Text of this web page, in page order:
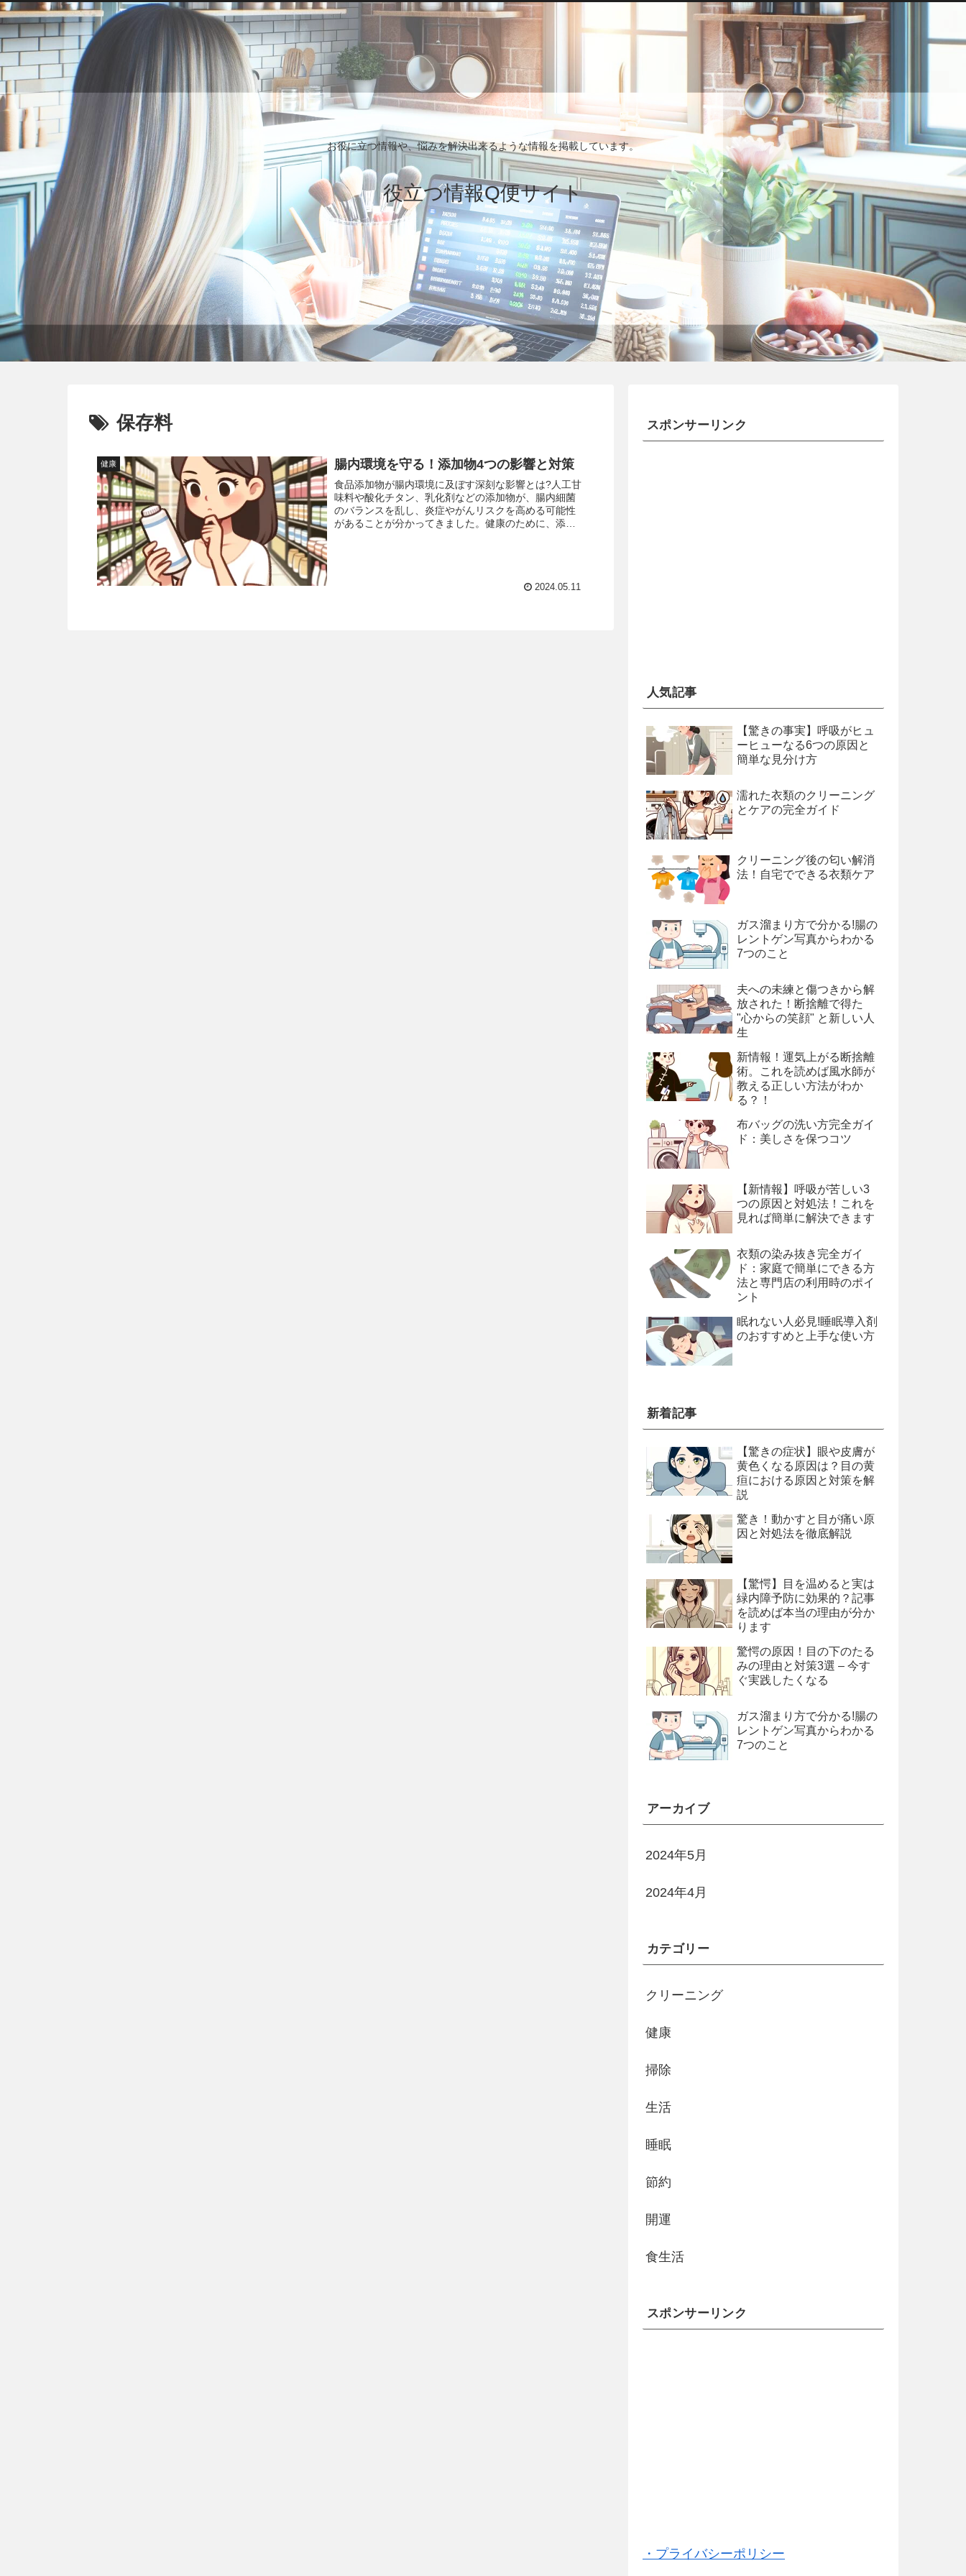
お役に立つ情報や、悩みを解決出来るような情報を掲載しています。
役立つ情報Q便サイト
保存料
健康 腸内環境を守る！添加物4つの影響と対策
食品添加物が腸内環境に及ぼす深刻な影響とは?人工甘
味料や酸化チタン、乳化剤などの添加物が、腸内細菌
のバランスを乱し、炎症やがんリスクを高める可能性
があることが分かってきました。健康のために、添加
2024.05.11
スポンサーリンク
人気記事
【驚きの事実】呼吸がヒュ
ーヒューなる6つの原因と
簡単な見分け方
濡れた衣類のクリーニング
とケアの完全ガイド
クリーニング後の匂い解消
法！自宅でできる衣類ケア
ガス溜まり方で分かる!腸の
レントゲン写真からわかる
7つのこと
夫への未練と傷つきから解
放された！断捨離で得た
"心からの笑顔" と新しい人
生
新情報！運気上がる断捨離
術。これを読めば風水師が
教える正しい方法がわか
る？！
布バッグの洗い方完全ガイ
ド：美しさを保つコツ
【新情報】呼吸が苦しい3
つの原因と対処法！これを
見れば簡単に解決できます
衣類の染み抜き完全ガイ
ド：家庭で簡単にできる方
法と専門店の利用時のポイ
ント
眠れない人必見!睡眠導入剤
のおすすめと上手な使い方
新着記事
【驚きの症状】眼や皮膚が
黄色くなる原因は？目の黄
疸における原因と対策を解
説
驚き！動かすと目が痛い原
因と対処法を徹底解説
【驚愕】目を温めると実は
緑内障予防に効果的？記事
を読めば本当の理由が分か
ります
驚愕の原因！目の下のたる
みの理由と対策3選 – 今す
ぐ実践したくなる
ガス溜まり方で分かる!腸の
レントゲン写真からわかる
7つのこと
アーカイブ
2024年5月
2024年4月
カテゴリー
クリーニング
健康
掃除
生活
睡眠
節約
開運
食生活
スポンサーリンク
・プライバシーポリシー